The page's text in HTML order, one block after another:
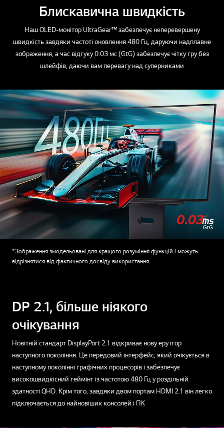
Блискавична швидкість
Наш OLED-монітор UltraGear™ забезпечує неперевершену
швидкість завдяки частоті оновлення 480 Гц, даруючи надплавне
зображення, а час відгуку 0.03 мс (GtG) забезпечує чітку гру без
шлейфів, даючи вам перевагу над суперниками
*Зображення змодельовані для кращого розуміння функцій і можуть
відрізнятися від фактичного досвіду використання.
DP 2.1, більше ніякого
очікування
Новітній стандарт DisplayPort 2.1 відкриває нову еру ігор
наступного покоління. Це передовий інтерфейс, який очікується в
наступному поколінні графічних процесорів і забезпечує
високошвидкісний геймінг із частотою 480 Гц у роздільній
здатності QHD. Крім того, завдяки двом портам HDMI 2.1 він легко
підключається до найновіших консолей і ПК